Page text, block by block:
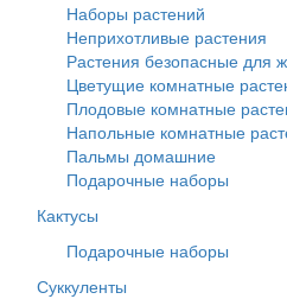
Наборы растений
Неприхотливые растения
Растения безопасные для
Цветущие комнатные
Плодовые комнатные
Напольные комнатные
Пальмы домашние
Подарочные наборы
Кактусы
Подарочные наборы
Суккуленты